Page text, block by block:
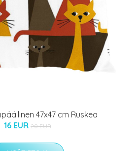
47x47 cm Ruskea
16 EUR 20 EUR